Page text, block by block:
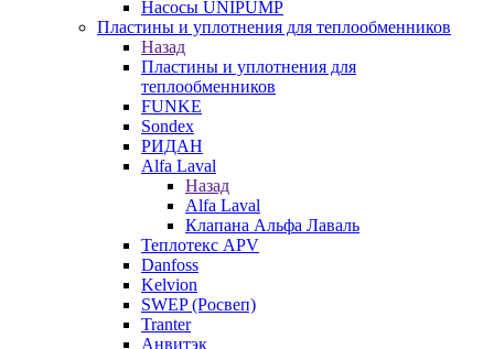
Насосы UNIPUMP
Пластины и уплотнения для теплообменников
Назад
Пластины и уплотнения для
теплообменников
FUNKE
Sondex
РИДАН
Alfa Laval
Назад
Alfa Laval
Клапана Альфа Лаваль
Теплотекс APV
Danfoss
Kelvion
SWEP (Росвеп)
Tranter
Анвитэк